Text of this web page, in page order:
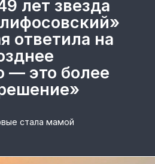
лет звезда
ответила на
— это более
стала мамой